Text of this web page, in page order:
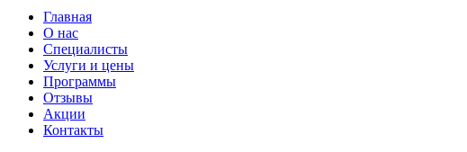
Главная
О нас
Cпециалисты
Услуги и цены
Программы
Отзывы
Акции
Контакты